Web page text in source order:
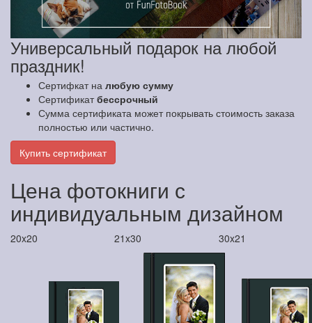
Универсальный подарок на любой
праздник!
Сертифкат на любую сумму
Сертификатбессрочный
Сумма сертификата может покрывать стоимость заказа
полностью или частично.
Купить сертификат
Цена фотокниги с
индивидуальным дизайном
20x20 21x30 30x21